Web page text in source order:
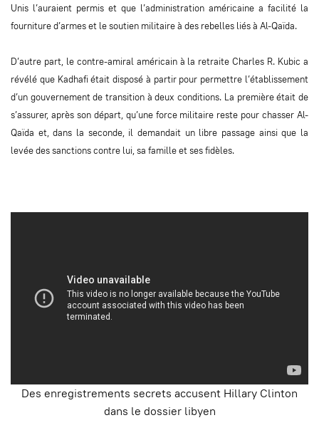
Unis l’auraient permis et que l’administration américaine a facilité la
fourniture d’armes et le soutien militaire à des rebelles liés à Al-Qaïda.
D’autre part, le contre-amiral américain à la retraite Charles R. Kubic a
révélé que Kadhafi était disposé à partir pour permettre l’établissement
d’un gouvernement de transition à deux conditions. La première était de
s’assurer, après son départ, qu’une force militaire reste pour chasser Al-
Qaïda et, dans la seconde, il demandait un libre passage ainsi que la
levée des sanctions contre lui, sa famille et ses fidèles.
Des enregistrements secrets accusent Hillary Clinton
dans le dossier libyen